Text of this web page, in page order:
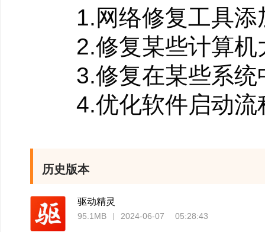
全新改版的软件管
应有尽有，及时更新。
1.网络修复工具添
2.修复某些计算机
3.修复在某些系统
4.优化软件启动流
历史版本
驱动精灵
95.1MB 2024-06-07 05:28:43